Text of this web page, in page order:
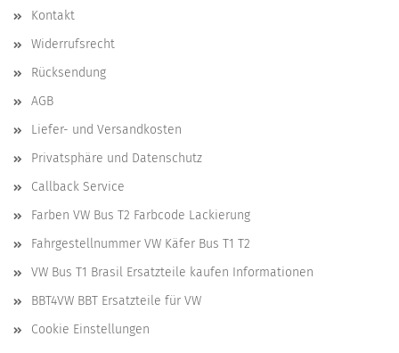
Kontakt
Widerrufsrecht
Rücksendung
AGB
Liefer- und Versandkosten
Privatsphäre und Datenschutz
Callback Service
Farben VW Bus T2 Farbcode Lackierung
Fahrgestellnummer VW Käfer Bus T1 T2
VW Bus T1 Brasil Ersatzteile kaufen Informationen
BBT4VW BBT Ersatzteile für VW
Cookie Einstellungen